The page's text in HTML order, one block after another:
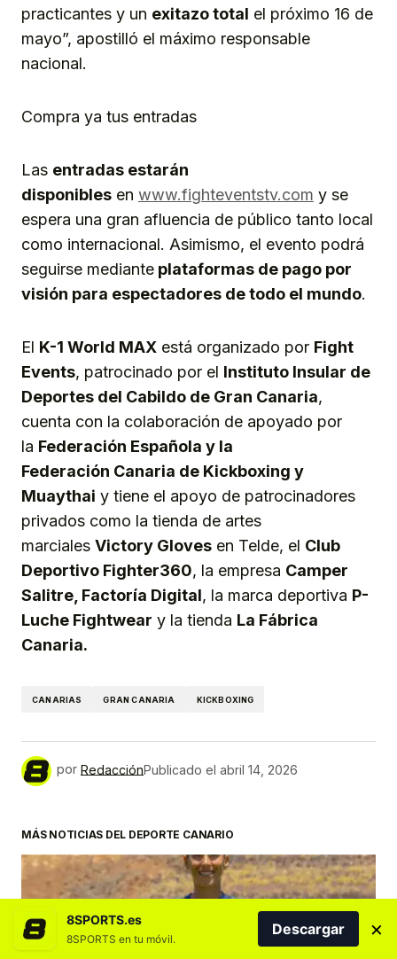
practicantes y un exitazo total el próximo 16 de
mayo”, apostilló el máximo responsable
nacional.
Compra ya tus entradas
Las entradas estarán
disponibles en www.fighteventstv.com y se
espera una gran afluencia de público tanto local
como internacional. Asimismo, el evento podrá
seguirse mediante plataformas de pago por
visión para espectadores de todo el mundo.
El K-1 World MAX está organizado por Fight
Events, patrocinado por el Instituto Insular de
Deportes del Cabildo de Gran Canaria,
cuenta con la colaboración de apoyado por
la Federación Española y la
Federación Canaria de Kickboxing y
Muaythai y tiene el apoyo de patrocinadores
privados como la tienda de artes
marciales Victory Gloves en Telde, el Club
Deportivo Fighter360, la empresa Camper
Salitre, Factoría Digital, la marca deportiva P-
Luche Fightwear y la tienda La Fábrica
Canaria.
CANARIAS GRAN CANARIA KICKBOXING
por RedacciónPublicado el abril 14, 2026
MÁS NOTICIAS DEL DEPORTE CANARIO
8SPORTS.es
8SPORTS en tu móvil.
Descargar ×